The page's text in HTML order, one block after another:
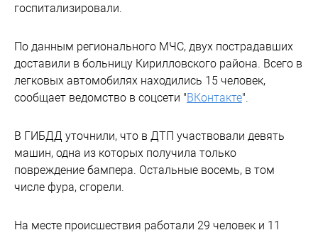
госпитализировали.
По данным регионального МЧС, двух пострадавших
доставили в больницу Кирилловского района. Всего в
легковых автомобилях находились 15 человек,
сообщает ведомство в соцсети "ВКонтакте".
В ГИБДД уточнили, что в ДТП участвовали девять
машин, одна из которых получила только
повреждение бампера. Остальные восемь, в том
числе фура, сгорели.
На месте происшествия работали 29 человек и 11